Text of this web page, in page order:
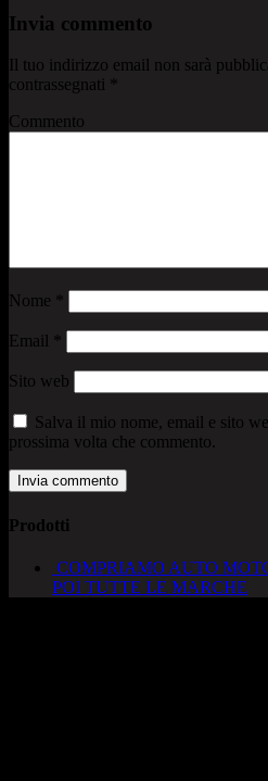
Invia commento
Il tuo indirizzo email non sarà
contrassegnati
Commento
Nome
Email
Sito web
Salva il mio nome, email e sito
prossima volta che commento.
Prodotti
COMPRIAMO AUTO
POI TUTTE LE MARCHE